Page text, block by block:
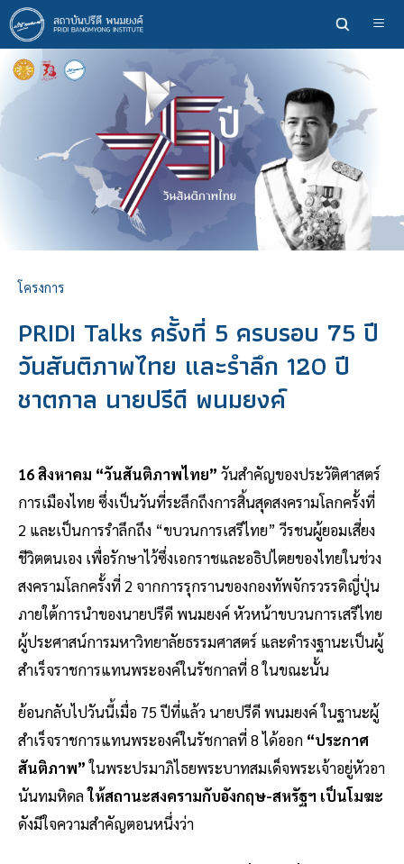
ข้าม
ไป
ยัง
เนื้อหา
หลัก
โครงการ
PRIDI Talks ครั้งที่ 5 ครบรอบ 75 ปี
วันสันติภาพไทย และรำลึก 120 ปี
ชาตกาล นายปรีดี พนมยงค์
16 สิงหาคม “วันสันติภาพไทย” วันสำคัญของประวัติศาสตร์
การเมืองไทย ซึ่งเป็นวันที่ระลึกถึงการสิ้นสุดสงครามโลกครั้งที่
2 และเป็นการรำลึกถึง “ขบวนการเสรีไทย” วีรชนผู้ยอมเสี่ยง
ชีวิตตนเอง เพื่อรักษาไว้ซึ่งเอกราชและอธิปไตยของไทยในช่วง
สงครามโลกครั้งที่ 2 จากการรุกรานของกองทัพจักรวรรดิญี่ปุ่น
ภายใต้การนำของนายปรีดี พนมยงค์ หัวหน้าขบวนการเสรีไทย
ผู้ประศาสน์การมหาวิทยาลัยธรรมศาสตร์ และดำรงฐานะเป็นผู้
สำเร็จราชการแทนพระองค์ในรัชกาลที่ 8 ในขณะนั้น
ย้อนกลับไปวันนี้เมื่อ 75 ปีที่แล้ว นายปรีดี พนมยงค์ ในฐานะผู้
สำเร็จราชการแทนพระองค์ในรัชกาลที่ 8 ได้ออก “ประกาศ
สันติภาพ”ในพระปรมาภิไธยพระบาทสมเด็จพระเจ้าอยู่หัวอา
นันทมหิดลให้สถานะสงครามกับอังกฤษ-สหรัฐฯ เป็นโมฆะ
ดังมีใจความสำคัญตอนหนึ่งว่า